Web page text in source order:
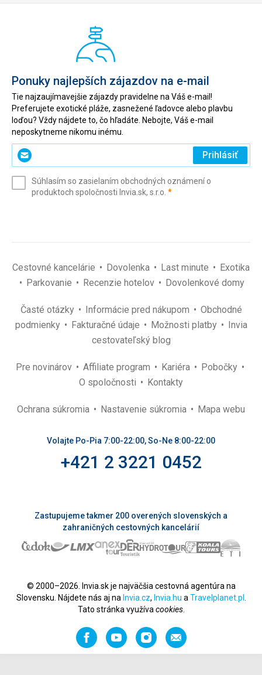
Ponuky najlepších zájazdov na e-mail
Tie najzaujímavejšie zájazdy pravidelne na Váš e-mail!
Preferujete exotické pláže, zasnežené ľadovce alebo plavbu
loďou? Vždy nájdete to, čo hľadáte. Nebojte, Váš e-mail
neposkytneme nikomu inému.
Zadajte
svoj
(povinné)
Prihlásiť
Súhlasím so zasielaním obchodných oznámení o
produktoch spoločnosti Invia.sk, s.r.o. *(povinné)
Cestovné kancelárie Dovolenka Last minute
Exotika
Parkovanie
Recenzie hotelov Dovolenkové domy
Časté otázky Informácie pred nákupom
Obchodné
podmienky
Fakturačné údaje Možnosti platby
Invia
cestovateľský blog
Pre novinárov Affiliate program Kariéra
Pobočky
O spoločnosti
Kontakty
Ochrana súkromia Nastavenie súkromia Mapa webu
Volajte Po-Pia 7:00-22:00, So-Ne 8:00-22:00
+421 2 3221 0452
Zastupujeme takmer 200 overených slovenských a
zahraničných cestovných kancelárií
© 2000–2026. Invia.sk je najväčšia cestovná agentúra na
Slovensku. Nájdete nás aj na Invia.cz, Invia.hu a Travelplanet.pl
Tato stránka využíva cookies.
FacebookYouTubeInstagramOdporučiť